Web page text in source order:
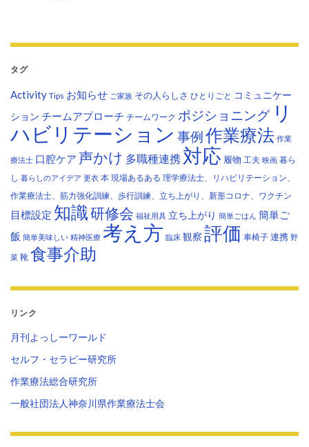
タグ
Activity Tips お知らせ ご家族 その人らしさ ひとりごと コミュニケー
ション チームアプローチ チームワーク ポジショニング リ
ハビリテーション 事例作業療法 作業
療法士 口腔ケア 声かけ 多職種連携 対応 履物 工夫 映画 暮ら
し 暮らしのアイデア 更衣 本 現場あるある 理学療法士、リハビリテーション、
作業療法士、筋力強化訓練、歩行訓練、立ち上がり、新形コロナ、ワクチン
目標設定 知識研修会 福祉用具 立ち上がり 簡単ごはん 簡単ご
飯 簡単美味しい 精神医療 考え方 臨床 観察 評価 車椅子 連携 野
菜 靴 食事介助
リンク
月刊よっしーワールド
セルフ・セラピー研究所
作業療法総合研究所
一般社団法人神奈川県作業療法士会